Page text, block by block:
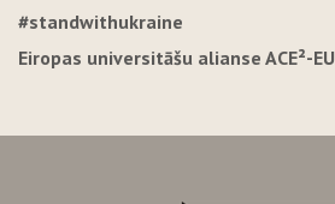
#standwithukraine
Eiropas universitāšu alianse ACE²-EU